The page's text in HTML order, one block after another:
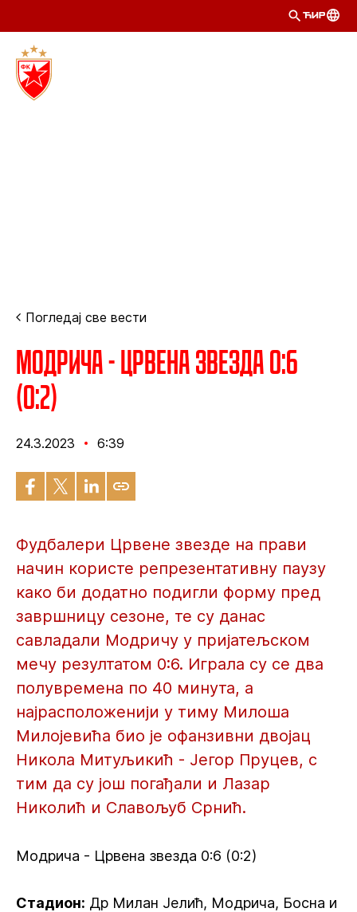
ЋИР
Погледај све вести
Модрича - Црвена звезда 0:6
(0:2)
24.3.2023 6:39
Фудбалери Црвене звезде на прави
начин користе репрезентативну паузу
како би додатно подигли форму пред
завршницу сезоне, те су данас
савладали Модричу у пријатељском
мечу резултатом 0:6. Играла су се два
полувремена по 40 минута, а
најрасположенији у тиму Милоша
Милојевића био је офанзивни двојац
Никола Митуљикић - Јегор Пруцев, с
тим да су још погађали и Лазар
Николић и Славољуб Срнић.
Модрича - Црвена звезда 0:6 (0:2)
Стадион: Др Милан Јелић, Модрича, Босна и